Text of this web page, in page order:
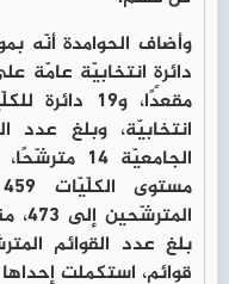
وأضاف الحوامدة أنّه
مقعدًا،
انتخابيّة، وبلغ
الجامعيّة
بلغ عدد القوائم
قوائم، استكملت